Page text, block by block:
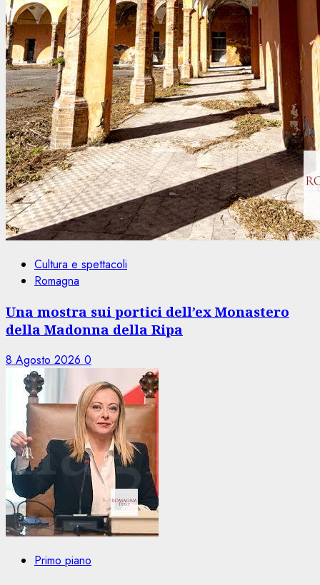
Cultura e spettacoli
Romagna
Una mostra sui portici dell’ex Monastero
della Madonna della Ripa
8 Agosto 2026 0
Primo piano